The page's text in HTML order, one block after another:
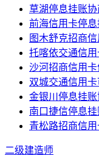
草湖停息挂账协
前海信用卡停
图木舒克招商
托喀依交通信
沙河招商信用
双城交通信用
金银川停息挂
南口捷信停息
青松路招商信
二级建造师